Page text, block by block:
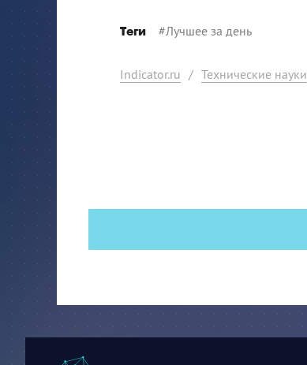
Теги #Лучшее за день
Indicator.ru / Технические науки